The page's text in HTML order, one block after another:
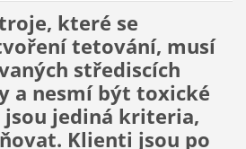
které se
tetování, musí
střediscích
a nesmí být toxické
jsou jediná kriteria,
Klienti jsou po